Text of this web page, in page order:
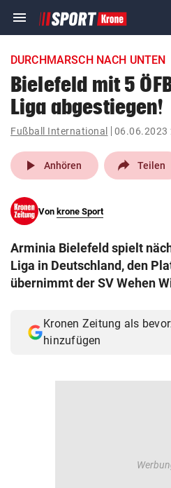
menu Navigation
ein-/ausklappen
Abonnieren
account_circle Anmelden
pin_drop
Wien
search
eingeben
© Krone Multimedia GmbH & Co
Muthgasse 2, 1190 Wien
DURCHMARSCH NACH UNTEN
Bielefeld mit 5
Liga abgestiegen!
Fußball International 06.06.2023
play_arrow Anhören Teilen
Von krone Sport
Arminia Bielefeld spielt
Liga in Deutschland, den
übernimmt der SV Wehen
Kronen Zeitung als
hinzufügen